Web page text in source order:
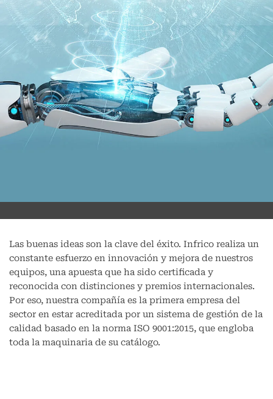
Las buenas ideas son la clave del éxito. Infrico realiza un
constante esfuerzo en innovación y mejora de nuestros
equipos, una apuesta que ha sido certificada y
reconocida con distinciones y premios internacionales.
Por eso, nuestra compañía es la primera empresa del
sector en estar acreditada por un sistema de gestión de la
calidad basado en la norma ISO 9001:2015, que engloba
toda la maquinaria de su catálogo.